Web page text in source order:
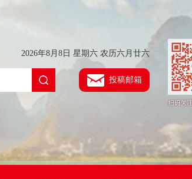
2026年8月8日 星期六 农历六月廿六
投稿邮箱